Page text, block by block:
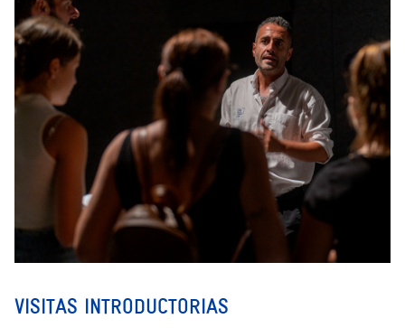
VISITAS INTRODUCTORIAS